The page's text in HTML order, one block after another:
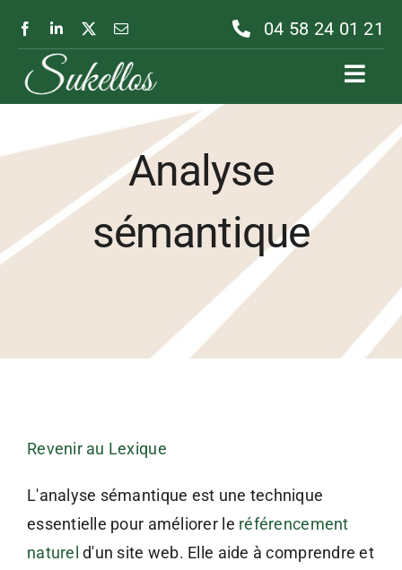
contenu
04 58 24 01 21
Analyse
sémantique
Revenir au Lexique
L'analyse sémantique est une technique
essentielle pour améliorer le référencement
naturel d'un site web. Elle aide à comprendre et